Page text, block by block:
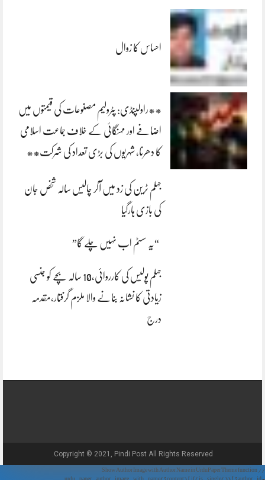
احساس کا زوال
**راولپنڈی: پٹرولیم مصنوعات کی قیمتوں میں
اضافے اور مہنگائی کے خلاف جماعت اسلامی
کا دھرنا، شہریوں کی بڑی تعداد کی شرکت**
جہلم ٹرین کی زد میں آکر چالیس سالہ شخص جان
کی بازی ہارگیا
“یہ سسٹم اب نہیں چلے گا”
جہلم پولیس کی کارروائی،10 سالہ بچے کو جنسی
زیادتی کا نشانہ بنانے والا ملزم گرفتار،مقدمہ
درج
Copyright © 2021, Pindi Post All Rights Reserved.
// Show Author Image with Author Name in UrduPaper Theme function
urdu_paper_author_image_with_name($content) { if (is_single()) { $author_id =